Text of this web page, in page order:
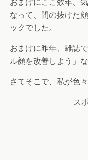
おまけにここ数年、
なって、間の抜けた
ックでした。
おまけに昨年、雑誌
ル顔を改善しよう」
さてそこで、私が色
ス